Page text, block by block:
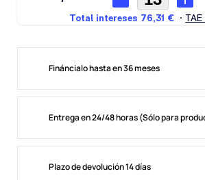
Fináncialo hasta en 36 meses
Entrega en 24/48 horas (Sólo para
Plazo de devolución 14 días